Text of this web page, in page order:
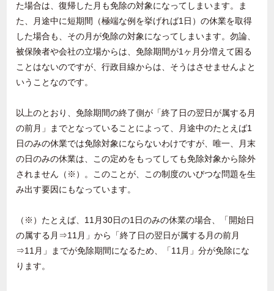
た場合は、復帰した月も免除の対象になってしまいます。ま
た、月途中に短期間（極端な例を挙げれば1日）の休業を取得
した場合も、その月が免除の対象になってしまいます。勿論、
被保険者や会社の立場からは、免除期間が1ヶ月分増えて困る
ことはないのですが、行政目線からは、そうはさせませんよと
いうことなのです。
以上のとおり、免除期間の終了側が「終了日の翌日が属する月
の前月」までとなっていることによって、月途中のたとえば1
日のみの休業では免除対象にならないわけですが、唯一、月末
の日のみの休業は、この定めをもってしても免除対象から除外
されません（※）。このことが、この制度のいびつな問題を生
み出す要因にもなっています。
（※）たとえば、11月30日の1日のみの休業の場合、「開始日
の属する月⇒11月」から「終了日の翌日が属する月の前月
⇒11月」までが免除期間になるため、「11月」分が免除にな
ります。